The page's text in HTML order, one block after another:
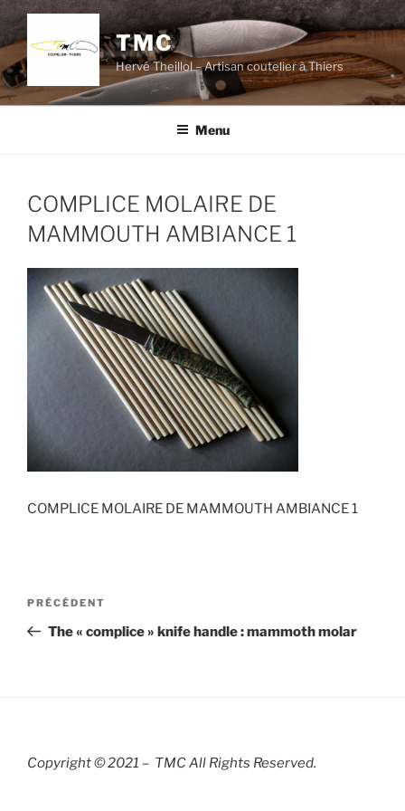
Aller
contenu
principal
TMC
Hervé Theillol – Artisan coutelier à Thiers
Menu
COMPLICE MOLAIRE DE
MAMMOUTH AMBIANCE 1
COMPLICE MOLAIRE DE MAMMOUTH AMBIANCE 1
Navigation
l’article
Article
précédent
PRÉCÉDENT
The « complice » knife handle : mammoth molar
Copyright © 2021 – TMC All Rights Reserved.